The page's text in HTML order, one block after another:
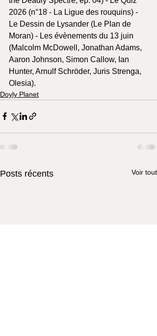
2026 (n°18 - La Ligue des rouquins) -
Le Dessin de Lysander (Le Plan de
Moran) - Les évènements du 13 juin
(Malcolm McDowell, Jonathan Adams,
Aaron Johnson, Simon Callow, Ian
Hunter, Arnulf Schröder, Juris Strenga,
Olesia).
Doyly Planet
Posts récents Voir tout